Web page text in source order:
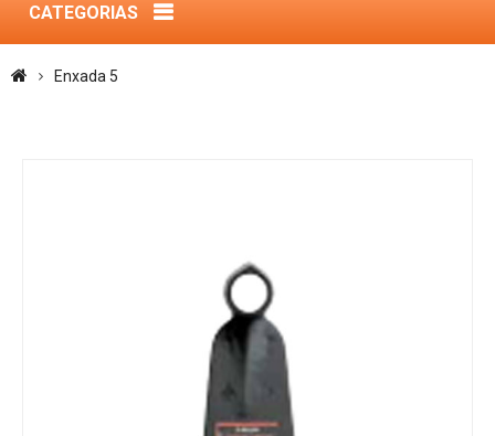
CATEGORIAS
Enxada 5